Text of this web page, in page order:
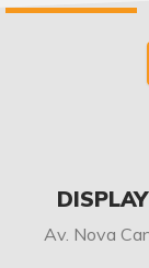
Av. Nova